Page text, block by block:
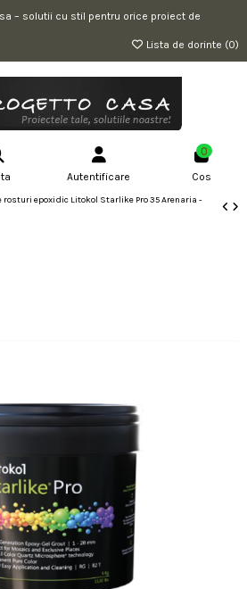
– solutii cu stil pentru orice proiect de
Lista de dorinte (0)
Autentificare
0
Cos
rosturi epoxidic Litokol Starlike Pro 35 Arenaria -